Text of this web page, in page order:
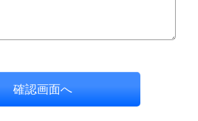
確認画面へ